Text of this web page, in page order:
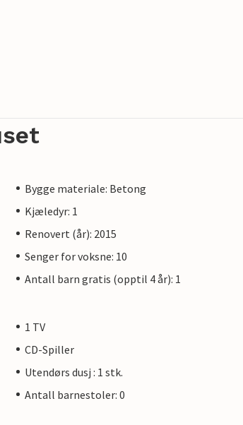
Bygge materiale: Betong
Kjæledyr: 1
Renovert (år): 2015
Senger for voksne: 10
Antall barn gratis (opptil 4 år): 1
1 TV
CD-Spiller
Utendørs dusj : 1 stk.
Antall barnestoler: 0